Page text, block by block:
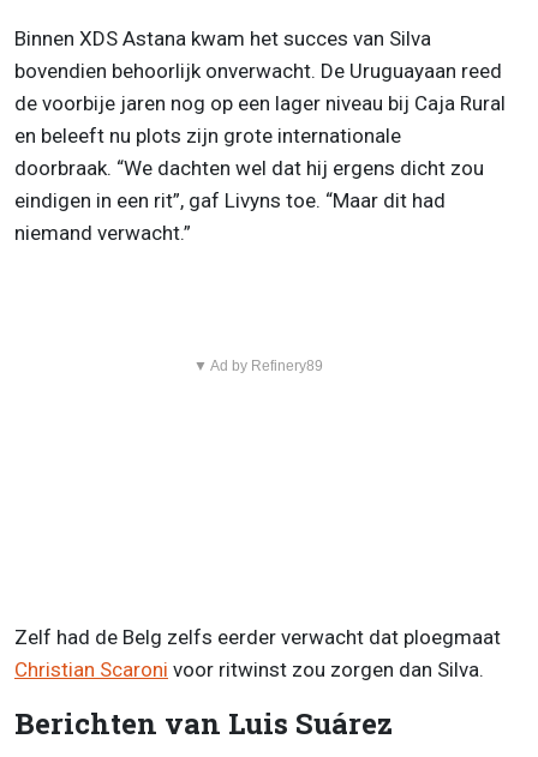
Binnen XDS Astana kwam het succes van Silva
bovendien behoorlijk onverwacht. De Uruguayaan reed
de voorbije jaren nog op een lager niveau bij Caja Rural
en beleeft nu plots zijn grote internationale
doorbraak. “We dachten wel dat hij ergens dicht zou
eindigen in een rit”, gaf Livyns toe. “Maar dit had
niemand verwacht.”
▼ Ad by Refinery89
Zelf had de Belg zelfs eerder verwacht dat ploegmaat
Christian Scaroni voor ritwinst zou zorgen dan Silva.
Berichten van Luis Suárez